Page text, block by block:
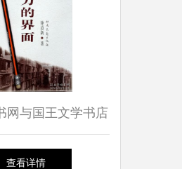
网与国王文学书店
说的文艺创作图景
查看详情